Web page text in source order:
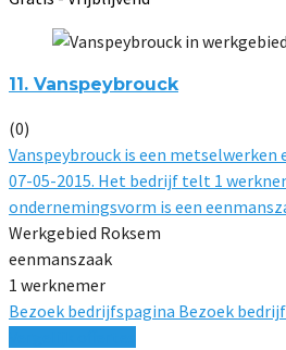
11. Vanspeybrouck
(0)
Vanspeybrouck is een
07-05-2015. Het bedrijf telt 1
ondernemingsvorm is een
Werkgebied Roksem
eenmanszaak
1 werknemer
Bezoek bedrijfspagina Bezoek